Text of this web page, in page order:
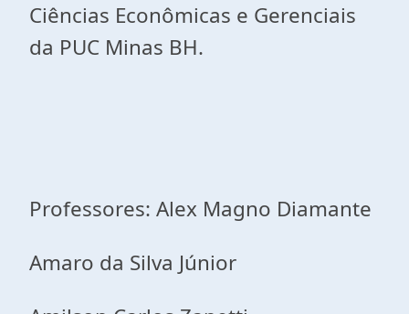
Ciências Econômicas e Gerenciais
da PUC Minas BH.
Professores: Alex Magno Diamante
Amaro da Silva Júnior